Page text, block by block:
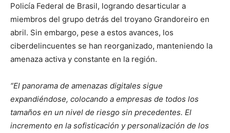
Policía Federal de Brasil, logrando desarticular a
miembros del grupo detrás del troyano Grandoreiro en
abril. Sin embargo, pese a estos avances, los
ciberdelincuentes se han reorganizado, manteniendo la
amenaza activa y constante en la región.
“El panorama de amenazas digitales sigue
expandiéndose, colocando a empresas de todos los
tamaños en un nivel de riesgo sin precedentes. El
incremento en la sofisticación y personalización de los